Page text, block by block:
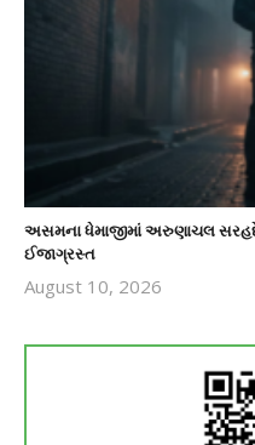
અસમના ધેમાજીમાં અરુણાચલ સરહદે
ઈજાગ્રસ્ત
August 10, 2026